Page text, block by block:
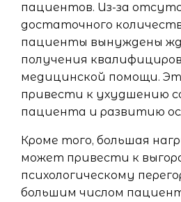
пациентов. Из-за
достаточного
пациенты вынуждены
получения
медицинской помощи.
привести к ухудшению
пациента и развитию
Кроме того, большая
может привести к
психологическому
большим числом